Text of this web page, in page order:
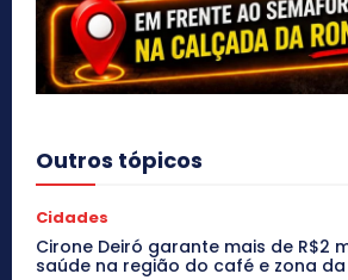
Outros tópicos
Cidades
Cirone Deiró garante mais de R$2
saúde na região do café e zona